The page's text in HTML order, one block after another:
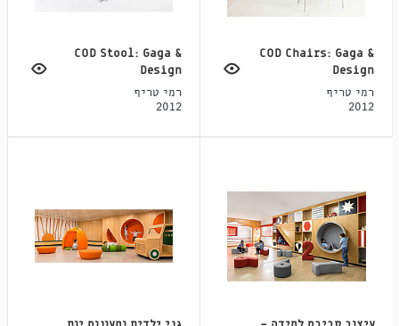
COD Chairs: Gaga &
Design
רמי טריף
2012
COD Stool: Gaga &
Design
רמי טריף
2012